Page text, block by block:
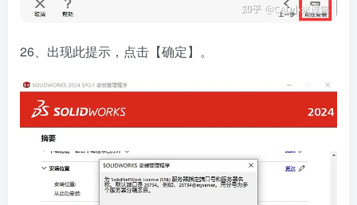
26、出现此提示，点击【确定】。